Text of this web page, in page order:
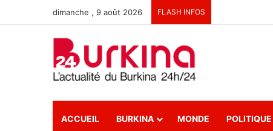
dimanche , 9 août 2026 FLASH INFOS
ACCUEIL BURKINA MONDE POLITIQUE